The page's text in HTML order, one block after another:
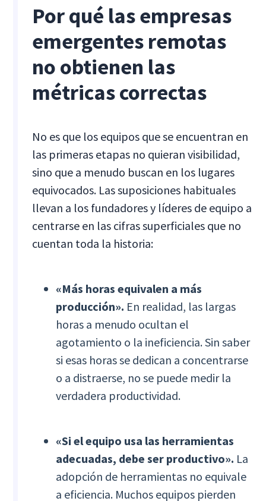
Por qué las empresas
emergentes remotas
no obtienen las
métricas correctas
No es que los equipos que se encuentran en
las primeras etapas no quieran visibilidad,
sino que a menudo buscan en los lugares
equivocados. Las suposiciones habituales
llevan a los fundadores y líderes de equipo a
centrarse en las cifras superficiales que no
cuentan toda la historia:
«Más horas equivalen a más
producción». En realidad, las largas
horas a menudo ocultan el
agotamiento o la ineficiencia. Sin saber
si esas horas se dedican a concentrarse
o a distraerse, no se puede medir la
verdadera productividad.
«Si el equipo usa las herramientas
adecuadas, debe ser productivo». La
adopción de herramientas no equivale
a eficiencia. Muchos equipos pierden